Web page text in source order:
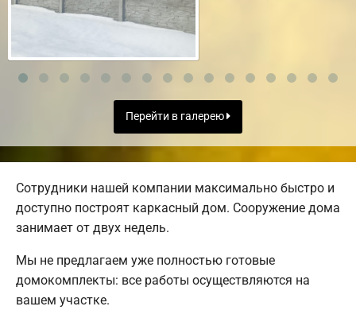
Перейти в галерею
Сотрудники нашей компании максимально быстро и
доступно построят каркасный дом. Сооружение дома
занимает от двух недель.
Мы не предлагаем уже полностью готовые
домокомплекты: все работы осуществляются на
вашем участке.